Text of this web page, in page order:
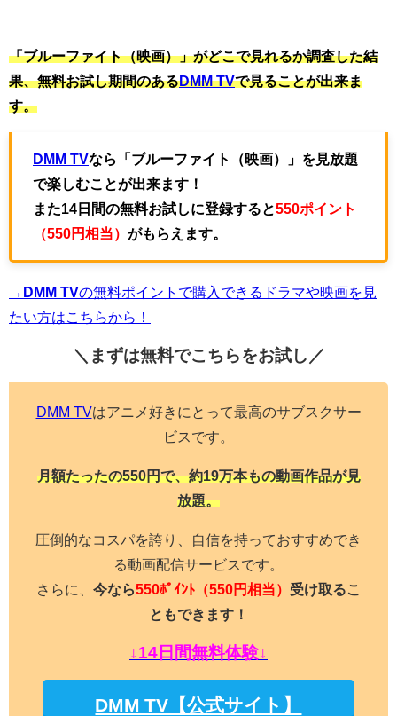
「ブルーファイト（映画）」がどこで見れるか調査した結
果、無料お試し期間のあるDMM TVで見ることが出来ま
す。
DMM TVなら「ブルーファイト（映画）」を見放題
で楽しむことが出来ます！
また14日間の無料お試しに登録すると550ポイント
（550円相当） がもらえます。
→DMM TVの無料ポイントで購入できるドラマや映画を見
たい方はこちらから！
＼まずは無料でこちらをお試し／
DMM TVはアニメ好きにとって最高のサブスクサー
ビスです。
月額たったの550円で、約19万本もの動画作品が見
放題。
圧倒的なコスパを誇り、自信を持っておすすめでき
る動画配信サービスです。
さらに、 今なら550ﾎﾟｲﾝﾄ （550円相当） 受け取るこ
ともできます！
↓14日間無料体験↓
DMM TV【公式サイト】